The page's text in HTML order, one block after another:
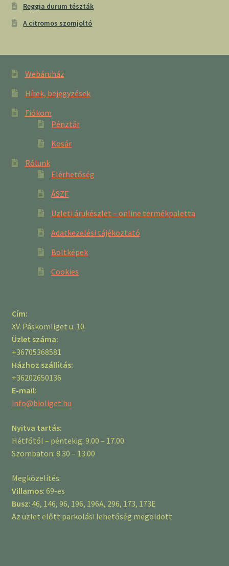
Reggia durum tészták
A citromos szomjoltó
Webáruház
Hírek, bejegyzések
Fiókom
Pénztár
Kosár
Rólunk
Elérhetőség
ÁSZF
Üzleti árukészlet – online termékpaletta
Adatkezelési tájékoztató
Boltképek
Cookies
Cím:
XV. Páskomliget u. 10.
Üzlet száma:
+36705368581
Házhoz szállítás:
+36202650136
E-mail:
info@bioliget.hu
Nyitva tartás:
Hétfőtől – péntekig: 9.00 – 17.00
Szombaton: 8.30 – 13.00
Megközelítés:
Villamos: 69-es
Busz: 46, 146, 96, 196, 196A, 296, 173, 173E
Az üzlet előtt parkolási lehetőség megoldott